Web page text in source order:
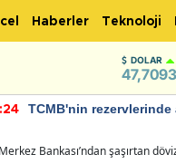
Haberler Teknoloji
DOLAR
47,7093
TCMB'nin rezervlerinde
Bankası’ndan şaşırtan